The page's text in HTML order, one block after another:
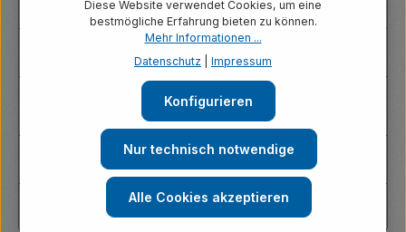
Arbeitskleidung finden.
Sind ROFA Shirts für Industriewäsche geeignet?
Für welche Berufe eignen sich ROFA Shirts
Können Shirts mit Firmenlogo personalisiert werden?
Was tun, wenn ein Shirt nicht passt?
Diese Website verwendet Cookies, um eine
bestmögliche Erfahrung bieten zu können.
Mehr Informationen ...
Datenschutz
Impressum
Nur technisch notwendige
Konfigurieren
Alle Cookies akzeptieren